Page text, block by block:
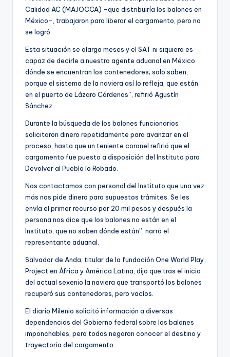
Calidad AC (MAJOCCA) -que distribuiría los balones en
México-, trabajaron para liberar el cargamento, pero no
se logró.
Esta situación se alarga meses y el SAT ni siquiera es
capaz de decirle a nuestro agente aduanal en México
dónde se encuentran los contenedores; solo saben,
porque el sistema de la naviera así lo refleja, que están
en el puerto de Lázaro Cárdenas”, refirió Agustín
Sánchez.
Durante la búsqueda de los balones funcionarios
solicitaron dinero repetidamente para avanzar en el
proceso, hasta que un teniente coronel refirió que el
cargamento fue puesto a disposición del Instituto para
Devolver al Pueblo lo Robado.
Nos contactamos con personal del Instituto que una vez
más nos pide dinero para supuestos trámites. Se les
envía el primer recurso por 20 mil pesos y después la
persona nos dice que los balones no están en el
Instituto, que no saben dónde están”, narró el
representante aduanal.
Salvador de Anda, titular de la fundación One World Play
Project en África y América Latina, dijo que tras el inicio
del actual sexenio la naviera que transportó los balones
recuperó sus contenedores, pero vacíos.
El diario Milenio solicitó información a diversas
dependencias del Gobierno federal sobre los balones
imponchables, pero todas negaron conocer el destino y
trayectoria del cargamento.